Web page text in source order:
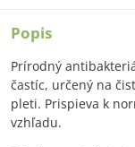
Popis
Prírodný
častíc, určený na
pleti. Prispieva k
vzhľadu.